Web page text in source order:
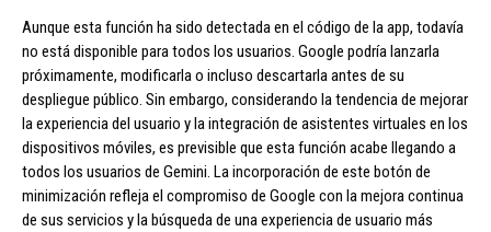
Aunque esta función ha sido detectada en el código de la app, todavía
no está disponible para todos los usuarios. Google podría lanzarla
próximamente, modificarla o incluso descartarla antes de su
despliegue público. Sin embargo, considerando la tendencia de mejorar
la experiencia del usuario y la integración de asistentes virtuales en los
dispositivos móviles, es previsible que esta función acabe llegando a
todos los usuarios de Gemini. La incorporación de este botón de
minimización refleja el compromiso de Google con la mejora continua
de sus servicios y la búsqueda de una experiencia de usuario más